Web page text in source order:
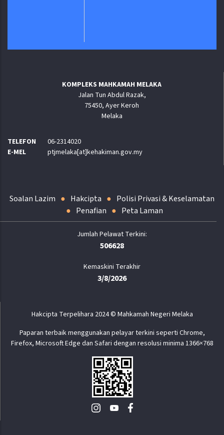
KOMPLEKS MAHKAMAH MELAKA
Jalan Tun Abdul Razak,
75450, Ayer Keroh
Melaka
TELEFON
06-2314020
E-MEL
ptjmelaka[at]kehakiman.gov.my
Soalan Lazim Hakcipta
Polisi Privasi & Keselamatan
Penafian
Peta Laman
506628
Kemaskini Terakhir
3/8/2026
Hakcipta Terpelihara 2024 © Mahkamah Negeri Melaka
Paparan terbaik menggunakan pelayar terkini seperti Chrome,
Firefox, Microsoft Edge dan Safari dengan resolusi minima 1366×768